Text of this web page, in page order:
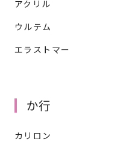
アクリル
ウルテム
エラストマー
か行
カリロン